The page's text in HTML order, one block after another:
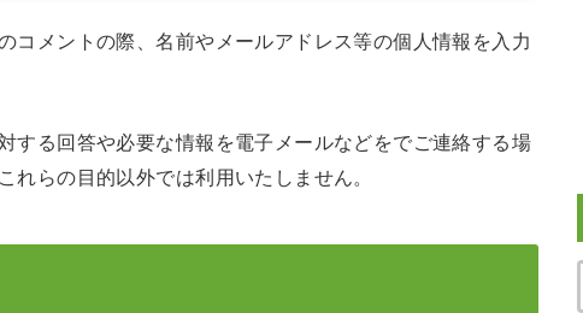
コメントの際、名前やメールアドレス等の個人情報を入力
する回答や必要な情報を電子メールなどをでご連絡する場
れらの目的以外では利用いたしません。